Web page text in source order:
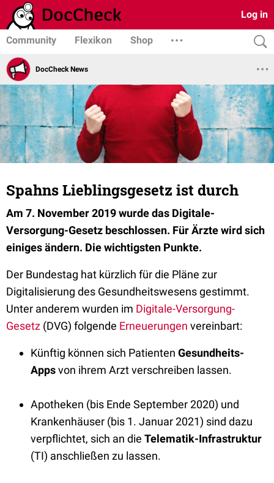
Log in
Community Flexikon Shop
DocCheck News
Spahns Lieblingsgesetz ist durch
Am 7. November 2019 wurde das Digitale-
Versorgung-Gesetz beschlossen. Für Ärzte wird sich
einiges ändern. Die wichtigsten Punkte.
Der Bundestag hat kürzlich für die Pläne zur
Digitalisierung des Gesundheitswesens gestimmt.
Unter anderem wurden im Digitale-Versorgung-
Gesetz (DVG) folgende Erneuerungen vereinbart:
Künftig können sich Patienten Gesundheits-
Appsvon ihrem Arzt verschreiben lassen.
Apotheken (bis Ende September 2020) und
Krankenhäuser (bis 1. Januar 2021) sind dazu
verpflichtet, sich an die Telematik-Infrastruktur
(TI) anschließen zu lassen.